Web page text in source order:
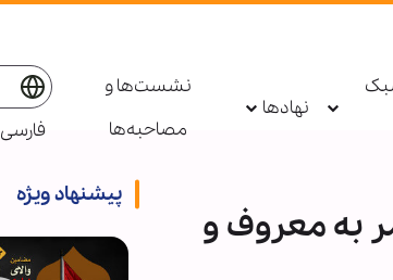
نهادها
نشست‌ها و
مصاحبه‌ها
فارسی
به معروف و
پیشنهاد ویژه